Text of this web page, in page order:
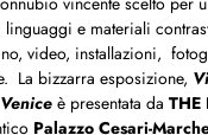
linguaggi e materiali
video, installazioni,
La bizzarra esposizione,
è presentata da THE
Palazzo Cesari-